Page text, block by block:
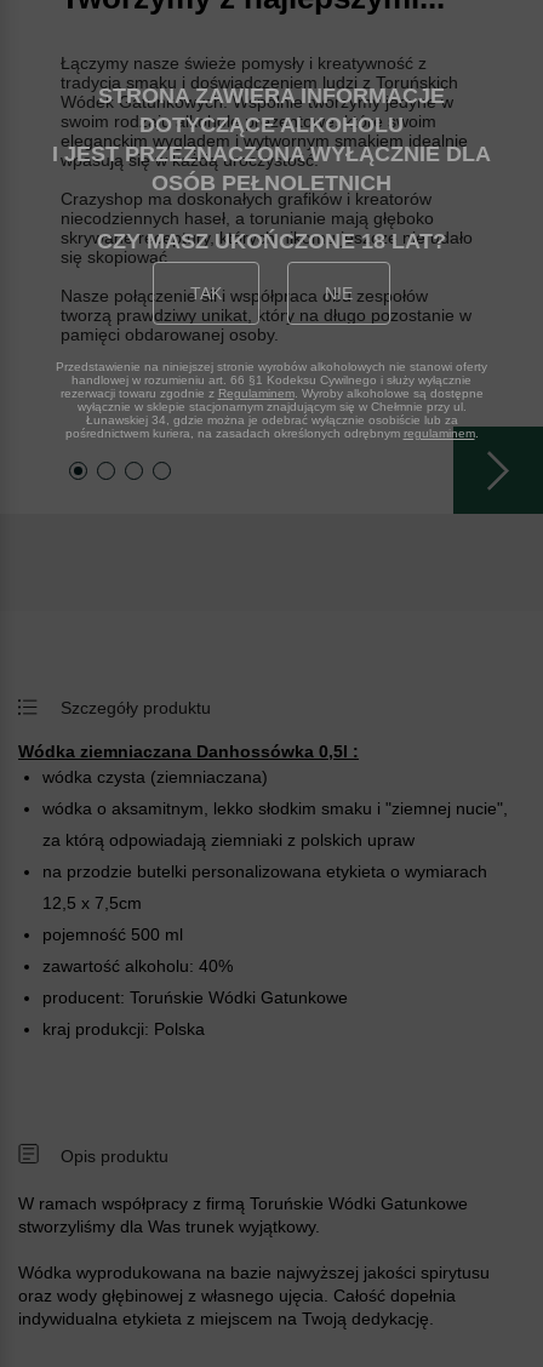
STRONA ZAWIERA INFORMACJE
DOTYCZĄCE ALKOHOLU
I JEST PRZEZNACZONA WYŁĄCZNIE DLA
OSÓB PEŁNOLETNICH
CZY MASZ UKOŃCZONE 18 LAT
TAK NIE
Przedstawienie na niniejszej stronie wyrobów alkoholowych nie stanowi oferty
handlowej w rozumieniu art. 66 §1 Kodeksu Cywilnego i służy wyłącznie
rezerwacji towaru zgodnie z Regulaminem. Wyroby alkoholowe są dostępne
wyłącznie w sklepie stacjonarnym znajdującym się w Chełmnie przy ul.
Łunawskiej 34, gdzie można je odebrać wyłącznie osobiście lub za
pośrednictwem kuriera, na zasadach określonych odrębnym regulaminem.
Łączymy nasze świeże pomysły i kreatywność z
tradycją smaku i doświadczeniem ludzi z Toruńskich
Wódek Gatunkowych. Wspólnie tworzymy jedyne w
swoim rodzaju alkohole prezentowe, które swoim
eleganckim wyglądem i wytwornym smakiem idealnie
wpasują się w każdą uroczystość.
Crazyshop ma doskonałych grafików i kreatorów
niecodziennych haseł, a torunianie mają głęboko
skrywane receptury, których nikomu jeszcze nie udało
się skopiować.
Nasze połączenie sił i współpraca obu zespołów
tworzą prawdziwy unikat, który na długo pozostanie w
pamięci obdarowanej osoby.
Szczegóły produktu
Wódka ziemniaczana Danhossówka 0,5l :
wódka czysta (ziemniaczana)
wódka o aksamitnym, lekko słodkim smaku i "ziemnej nucie",
za którą odpowiadają ziemniaki z polskich upraw
na przodzie butelki personalizowana etykieta o wymiarach
12,5 x 7,5cm
pojemność 500 ml
zawartość alkoholu: 40%
producent: Toruńskie Wódki Gatunkowe
kraj produkcji: Polska
Opis produktu
W ramach współpracy z firmą Toruńskie Wódki Gatunkowe
stworzyliśmy dla Was trunek wyjątkowy.
Wódka wyprodukowana na bazie najwyższej jakości spirytusu
oraz wody głębinowej z własnego ujęcia. Całość dopełnia
indywidualna etykieta z miejscem na Twoją dedykację.